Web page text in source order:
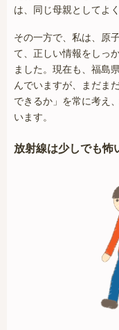
は、同じ母親としてよ
その一方で、私は、原
て、正しい情報をしっ
ました。現在も、福島
んでいますが、まだま
できるか」を常に考え
います。
放射線は少しでも怖